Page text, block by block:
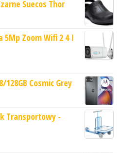
Suecos Thor
5Mp Zoom Wifi 2 4 I
Cosmic Grey
Transportowy -